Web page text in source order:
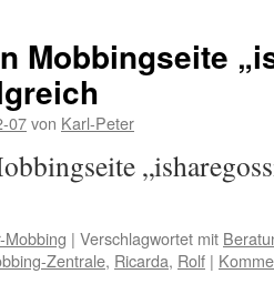
Mobbingseite
07von Karl-Peter
Mobbing | Verschlagwortet mit
Zentrale, Ricarda, Rolf |